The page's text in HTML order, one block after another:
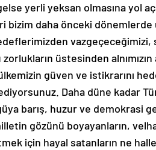
yerli yeksan olmasına yol
bizim daha önceki
vazgeçeceğimizi,
üstesinden
güven ve istikrarını
Daha düne kadar
barış, huzur ve demokrasi
gözünü boyayanların,
için hayal satanların ne